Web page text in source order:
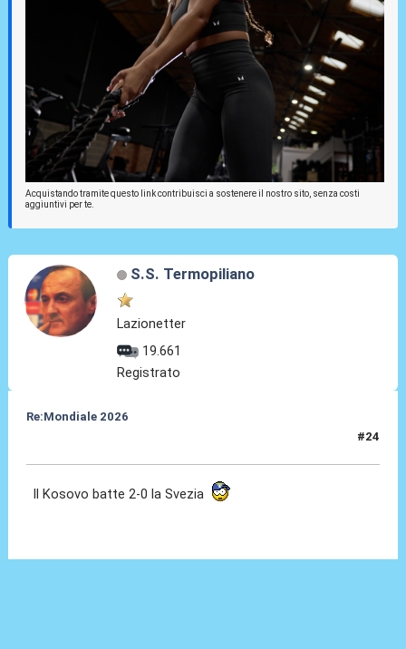
Acquistando tramite questo link contribuisci a sostenere il nostro sito, senza costi
aggiuntivi per te.
S.S. Termopiliano
Lazionetter
19.661
Registrato
Re:Mondiale 2026
#24
Il Kosovo batte 2-0 la Svezia